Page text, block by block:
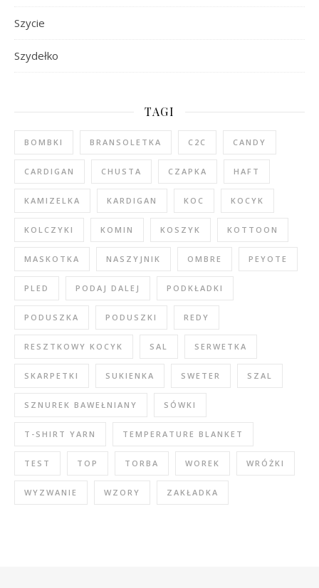
Szycie
Szydełko
TAGI
BOMBKI BRANSOLETKA C2C CANDY
CARDIGAN CHUSTA CZAPKA HAFT
KAMIZELKA KARDIGAN KOC KOCYK
KOLCZYKI KOMIN KOSZYK KOTTOON
MASKOTKA NASZYJNIK OMBRE PEYOTE
PLED PODAJ DALEJ PODKŁADKI
PODUSZKA PODUSZKI REDY
RESZTKOWY KOCYK SAL SERWETKA
SKARPETKI SUKIENKA SWETER SZAL
SZNUREK BAWEŁNIANY SÓWKI
T-SHIRT YARN TEMPERATURE BLANKET
TEST TOP TORBA WOREK WRÓŻKI
WYZWANIE WZORY ZAKŁADKA